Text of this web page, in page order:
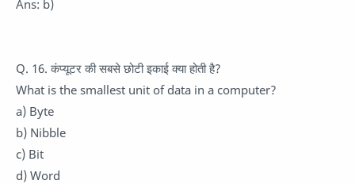
Ans: b)
Q. 16. कंप्यूटर की सबसे छोटी इकाई क्या होती है?
What is the smallest unit of data in a computer?
a) Byte
b) Nibble
c) Bit
d) Word